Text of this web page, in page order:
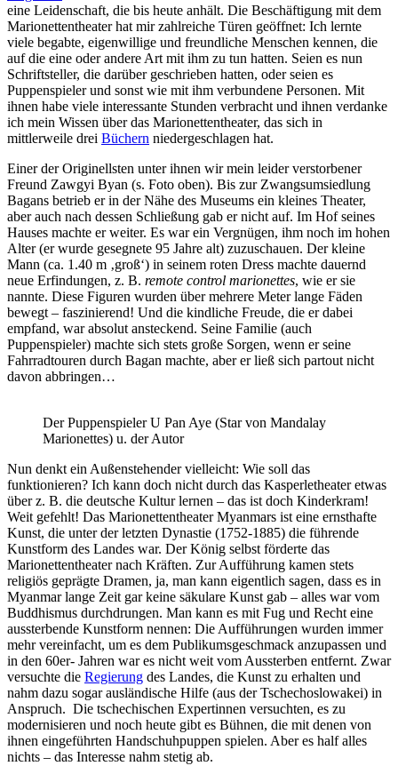
eine Leidenschaft, die bis heute anhält. Die Beschäftigung mit dem
Marionettentheater hat mir zahlreiche Türen geöffnet: Ich lernte
viele begabte, eigenwillige und freundliche Menschen kennen, die
auf die eine oder andere Art mit ihm zu tun hatten. Seien es nun
Schriftsteller, die darüber geschrieben hatten, oder seien es
Puppenspieler und sonst wie mit ihm verbundene Personen. Mit
ihnen habe viele interessante Stunden verbracht und ihnen verdanke
ich mein Wissen über das Marionettentheater, das sich in
mittlerweile drei Büchern niedergeschlagen hat.
Einer der Originellsten unter ihnen wir mein leider verstorbener
Freund Zawgyi Byan (s. Foto oben). Bis zur Zwangsumsiedlung
Bagans betrieb er in der Nähe des Museums ein kleines Theater,
aber auch nach dessen Schließung gab er nicht auf. Im Hof seines
Hauses machte er weiter. Es war ein Vergnügen, ihm noch im hohen
Alter (er wurde gesegnete 95 Jahre alt) zuzuschauen. Der kleine
Mann (ca. 1.40 m ‚groß‘) in seinem roten Dress machte dauernd
neue Erfindungen, z. B. remote control marionettes, wie er sie
nannte. Diese Figuren wurden über mehrere Meter lange Fäden
bewegt – faszinierend! Und die kindliche Freude, die er dabei
empfand, war absolut ansteckend. Seine Familie (auch
Puppenspieler) machte sich stets große Sorgen, wenn er seine
Fahrradtouren durch Bagan machte, aber er ließ sich partout nicht
davon abbringen…
Der Puppenspieler U Pan Aye (Star von Mandalay
Marionettes) u. der Autor
Nun denkt ein Außenstehender vielleicht: Wie soll das
funktionieren? Ich kann doch nicht durch das Kasperletheater etwas
über z. B. die deutsche Kultur lernen – das ist doch Kinderkram!
Weit gefehlt! Das Marionettentheater Myanmars ist eine ernsthafte
Kunst, die unter der letzten Dynastie (1752-1885) die führende
Kunstform des Landes war. Der König selbst förderte das
Marionettentheater nach Kräften. Zur Aufführung kamen stets
religiös geprägte Dramen, ja, man kann eigentlich sagen, dass es in
Myanmar lange Zeit gar keine säkulare Kunst gab – alles war vom
Buddhismus durchdrungen. Man kann es mit Fug und Recht eine
aussterbende Kunstform nennen: Die Aufführungen wurden immer
mehr vereinfacht, um es dem Publikumsgeschmack anzupassen und
in den 60er- Jahren war es nicht weit vom Aussterben entfernt. Zwar
versuchte die Regierung des Landes, die Kunst zu erhalten und
nahm dazu sogar ausländische Hilfe (aus der Tschechoslowakei) in
Anspruch. Die tschechischen Expertinnen versuchten, es zu
modernisieren und noch heute gibt es Bühnen, die mit denen von
ihnen eingeführten Handschuhpuppen spielen. Aber es half alles
nichts – das Interesse nahm stetig ab.